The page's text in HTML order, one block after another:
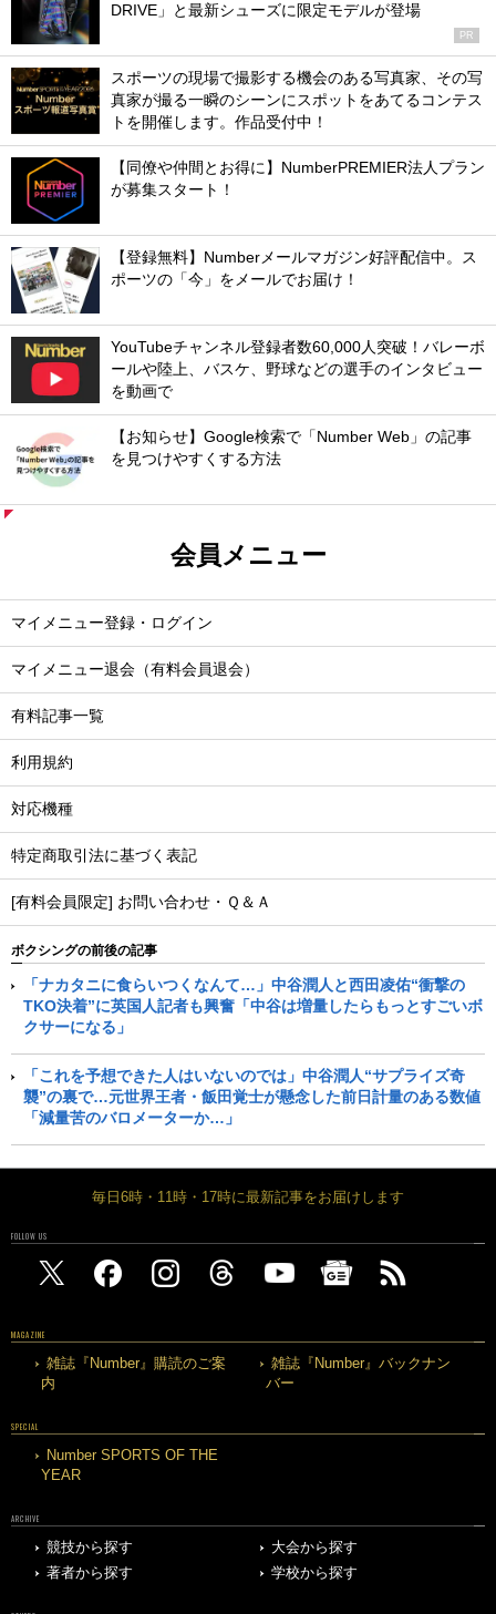
DRIVE」と最新シューズに限定モデルが登場
PR
スポーツの現場で撮影する機会のある写真家、その写
真家が撮る一瞬のシーンにスポットをあてるコンテス
トを開催します。作品受付中！
【同僚や仲間とお得に】NumberPREMIER法人プラン
が募集スタート！
【登録無料】Numberメールマガジン好評配信中。ス
ポーツの「今」をメールでお届け！
YouTubeチャンネル登録者数60,000人突破！バレーボ
ールや陸上、バスケ、野球などの選手のインタビュー
を動画で
【お知らせ】Google検索で「Number Web」の記事
を見つけやすくする方法
会員メニュー
マイメニュー登録・ログイン
マイメニュー退会（有料会員退会）
有料記事一覧
利用規約
対応機種
特定商取引法に基づく表記
[有料会員限定] お問い合わせ・Ｑ＆Ａ
ボクシングの前後の記事
「ナカタニに食らいつくなんて…」中谷潤人と西田凌佑“衝撃の
TKO決着”に英国人記者も興奮「中谷は増量したらもっとすごいボ
クサーになる」
「これを予想できた人はいないのでは」中谷潤人“サプライズ奇
襲”の裏で…元世界王者・飯田覚士が懸念した前日計量のある数値
「減量苦のバロメーターか…」
毎日6時・11時・17時に最新記事をお届けします
FOLLOW US
MAGAZINE
雑誌『Number』購読のご案
内
雑誌『Number』バックナン
バー
SPECIAL
Number SPORTS OF THE
YEAR
ARCHIVE
競技から探す
大会から探す
著者から探す
学校から探す